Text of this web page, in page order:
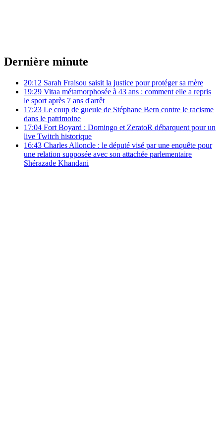
Dernière minute
20:12 Sarah Fraisou saisit la justice pour protéger sa mère
19:29 Vitaa métamorphosée à 43 ans : comment elle a repris
le sport après 7 ans d'arrêt
17:23 Le coup de gueule de Stéphane Bern contre le racisme
dans le patrimoine
17:04 Fort Boyard : Domingo et ZeratoR débarquent pour un
live Twitch historique
16:43 Charles Alloncle : le député visé par une enquête pour
une relation supposée avec son attachée parlementaire
Shérazade Khandani